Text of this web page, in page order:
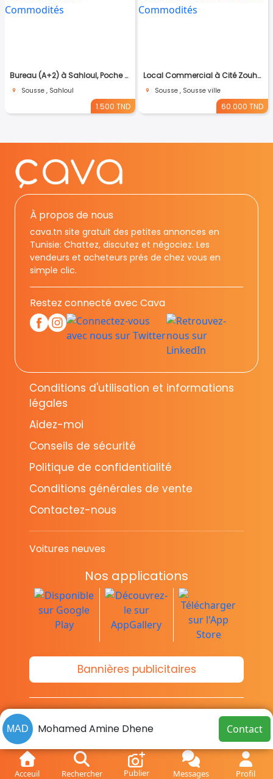
Acceuil Rechercher Publier Messages Profil
Bureau (A+2) à Sahloul, Poche de toutes Commodités
Sousse , Sahloul
1.500 TND
Local Commercial à Cité Zouhour, Proche de Toutes Commodités
Sousse , Sousse ville
60.000 TND
MAD Mohamed Amine Dhene Contact
À propos de nous
cava.tn site gratuit des petites annonces en
Tunisie: Chattez, discutez et négociez. Les
vendeurs et acheteurs prés de chez vous en
simple clic.
Restez connecté avec Cava
Conditions d'utilisation et informations
légales
Aidez-moi
Conseils de sécurité
Politique de confidentialité
Conditions générales de vente
Contactez-nous
Voitures neuves
Nos applications
Bannières publicitaires
© Copyright 2014-2026 Cava.tn
Limited Tous les droits sont réservés.